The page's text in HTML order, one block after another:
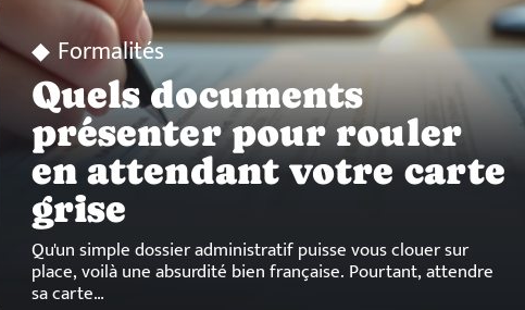
Formalités
Quels documents
présenter pour rouler
en attendant votre carte
grise
Qu'un simple dossier administratif puisse vous clouer sur
place, voilà une absurdité bien française. Pourtant, attendre
sa carte…